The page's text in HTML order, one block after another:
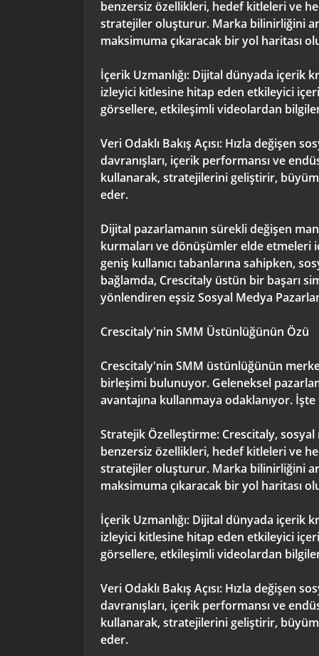
benzersiz özellikleri, hedef kitleleri ve
stratejiler oluşturur. Marka bilinirliğini
maksimuma çıkaracak bir yol haritası
İçerik Uzmanlığı: Dijital dünyada içerik
izleyici kitlesine hitap eden etkileyici
görsellere, etkileşimli videolardan
Veri Odaklı Bakış Açısı: Hızla
davranışları, içerik performansı ve
kullanarak, stratejilerini geliştirir,
eder.
Dijital pazarlamanın sürekli değişen
kurmaları ve dönüşümler elde etmeleri
geniş kullanıcı tabanlarına sahipken,
bağlamda, Crescitaly üstün bir başarı
yönlendiren eşsiz Sosyal Medya
Crescitaly'nin SMM Üstünlüğünün Özü
Crescitaly'nin SMM üstünlüğünün
birleşimi bulunuyor. Geleneksel
avantajına kullanmaya odaklanıyor.
Stratejik Özelleştirme: Crescitaly, sosyal
benzersiz özellikleri, hedef kitleleri ve
stratejiler oluşturur. Marka bilinirliğini
maksimuma çıkaracak bir yol haritası
İçerik Uzmanlığı: Dijital dünyada içerik
izleyici kitlesine hitap eden etkileyici
görsellere, etkileşimli videolardan
Veri Odaklı Bakış Açısı: Hızla
davranışları, içerik performansı ve
kullanarak, stratejilerini geliştirir,
eder.